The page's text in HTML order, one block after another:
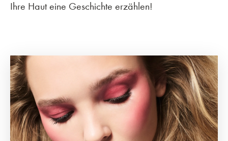
Ihre Haut eine Geschichte erzählen!